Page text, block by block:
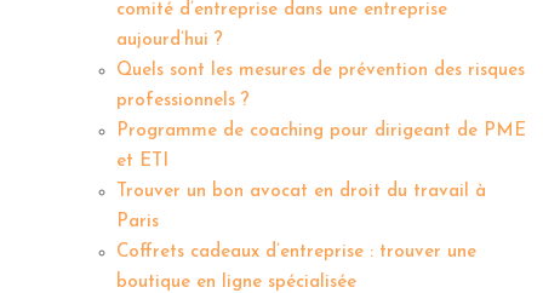
comité d’entreprise dans une entreprise
aujourd’hui ?
Quels sont les mesures de prévention des risques
professionnels ?
Programme de coaching pour dirigeant de PME
et ETI
Trouver un bon avocat en droit du travail à
Paris
Coffrets cadeaux d’entreprise : trouver une
boutique en ligne spécialisée